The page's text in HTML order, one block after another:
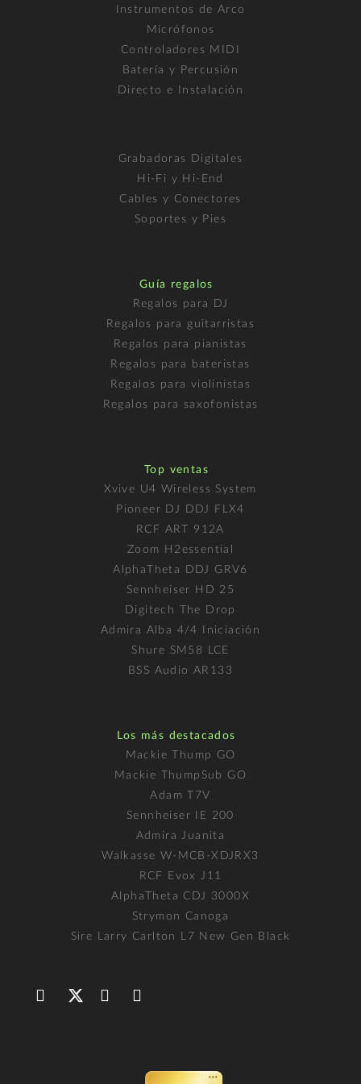
Instrumentos de Arco
Micrófonos
Controladores MIDI
Batería y Percusión
Directo e Instalación
Grabadoras Digitales
Hi-Fi y Hi-End
Cables y Conectores
Soportes y Pies
Guía regalos
Regalos para DJ
Regalos para guitarristas
Regalos para pianistas
Regalos para bateristas
Regalos para violinistas
Regalos para saxofonistas
Top ventas
Xvive U4 Wireless System
Pioneer DJ DDJ FLX4
RCF ART 912A
Zoom H2essential
AlphaTheta DDJ GRV6
Sennheiser HD 25
Digitech The Drop
Admira Alba 4/4 Iniciación
Shure SM58 LCE
BSS Audio AR133
Los más destacados
Mackie Thump GO
Mackie ThumpSub GO
Adam T7V
Sennheiser IE 200
Admira Juanita
Walkasse W-MCB-XDJRX3
RCF Evox J11
AlphaTheta CDJ 3000X
Strymon Canoga
Sire Larry Carlton L7 New Gen Black